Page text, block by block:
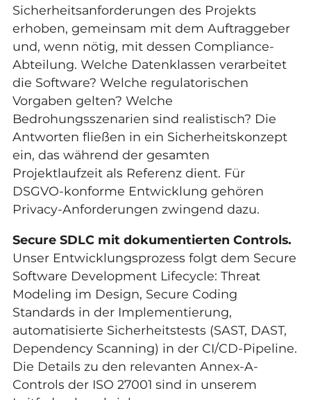
Sicherheitsanforderungen des Projekts
erhoben, gemeinsam mit dem Auftraggeber
und, wenn nötig, mit dessen Compliance-
Abteilung. Welche Datenklassen verarbeitet
die Software? Welche regulatorischen
Vorgaben gelten? Welche
Bedrohungsszenarien sind realistisch? Die
Antworten fließen in ein Sicherheitskonzept
ein, das während der gesamten
Projektlaufzeit als Referenz dient. Für
DSGVO-konforme Entwicklung gehören
Privacy-Anforderungen zwingend dazu.
Secure SDLC mit dokumentierten Controls.
Unser Entwicklungsprozess folgt dem Secure
Software Development Lifecycle: Threat
Modeling im Design, Secure Coding
Standards in der Implementierung,
automatisierte Sicherheitstests (SAST, DAST,
Dependency Scanning) in der CI/CD-Pipeline.
Die Details zu den relevanten Annex-A-
Controls der ISO 27001 sind in unserem